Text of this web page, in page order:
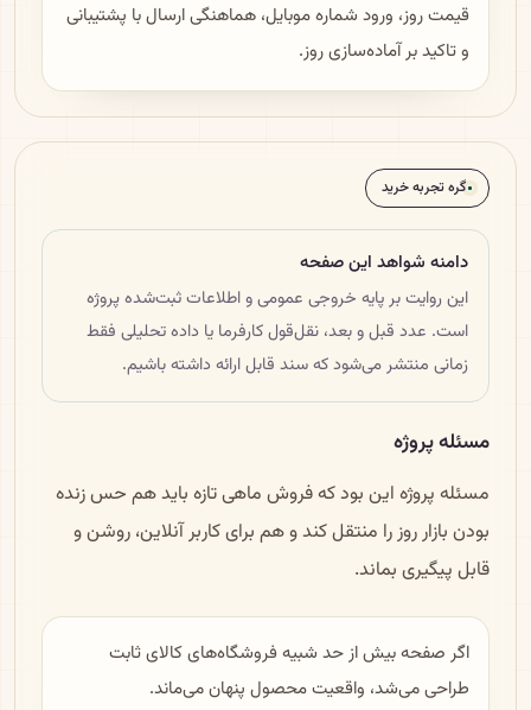
قیمت روز، ورود شماره موبایل، هماهنگی ارسال با پشتیبانی
و تاکید بر آماده‌سازی روز.
گره تجربه خرید
دامنه شواهد این صفحه
این روایت بر پایه خروجی عمومی و اطلاعات ثبت‌شده پروژه
است. عدد قبل و بعد، نقل‌قول کارفرما یا داده تحلیلی فقط
زمانی منتشر می‌شود که سند قابل ارائه داشته باشیم.
مسئله پروژه
مسئله پروژه این بود که فروش ماهی تازه باید هم حس زنده
بودن بازار روز را منتقل کند و هم برای کاربر آنلاین، روشن و
قابل پیگیری بماند.
اگر صفحه بیش از حد شبیه فروشگاه‌های کالای ثابت
طراحی می‌شد، واقعیت محصول پنهان می‌ماند.